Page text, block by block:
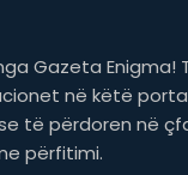
Gazeta Enigma!
në këtë
të përdoren në
përfitimi.